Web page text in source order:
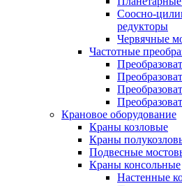
Соосно-
редукторы
Червячные
Частотные
Крановое оборудование
Краны козловые
Краны
Подвесные
Краны консольные
Настенные